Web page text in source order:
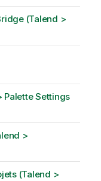
(Talend >
Palette Settings
>
(Talend >